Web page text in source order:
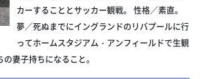
カーすることとサッカー観戦。 性格／素直。
夢／死ぬまでにイングランドのリバプールに行
ってホームスタジアム・アンフィールドで生観
妻子持ちになること。